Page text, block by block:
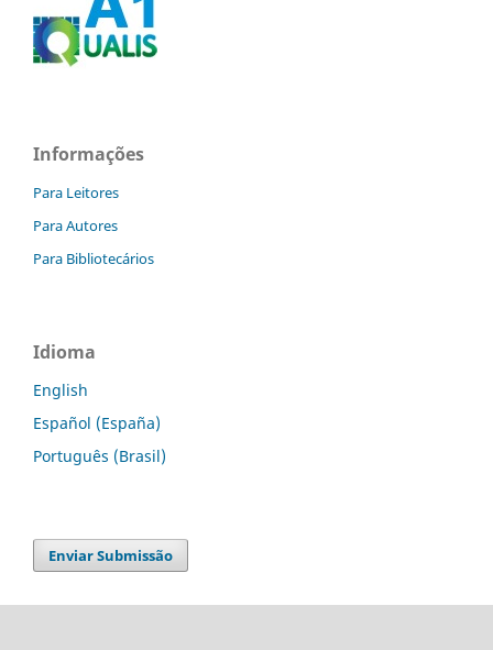
Informações
Para Leitores
Para Autores
Para Bibliotecários
Idioma
English
Español (España)
Português (Brasil)
Enviar Submissão